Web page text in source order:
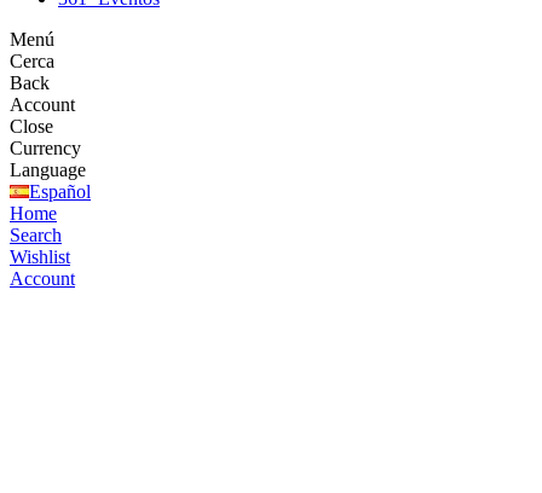
Menú
Cerca
Back
Account
Close
Currency
Language
Español
Home
Search
Wishlist
Account